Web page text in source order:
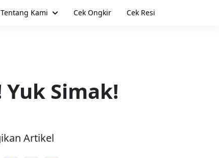
Tentang Kami Cek Ongkir Cek Resi
Simak!
Artikel